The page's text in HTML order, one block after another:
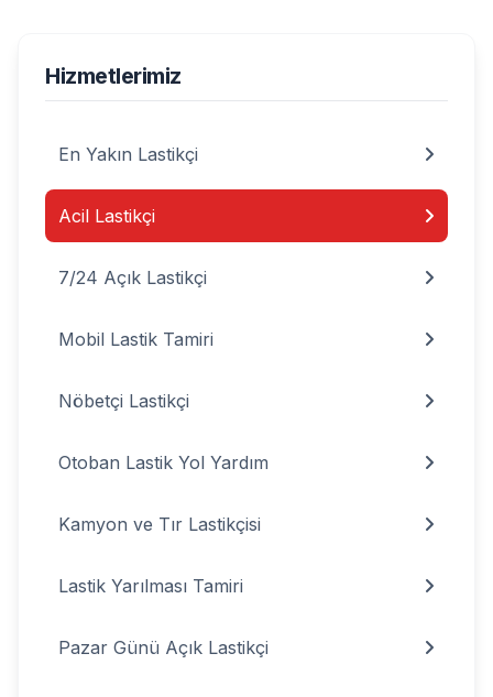
Hizmetlerimiz
En Yakın Lastikçi
Acil Lastikçi
7/24 Açık Lastikçi
Mobil Lastik Tamiri
Nöbetçi Lastikçi
Otoban Lastik Yol Yardım
Kamyon ve Tır Lastikçisi
Lastik Yarılması Tamiri
Pazar Günü Açık Lastikçi